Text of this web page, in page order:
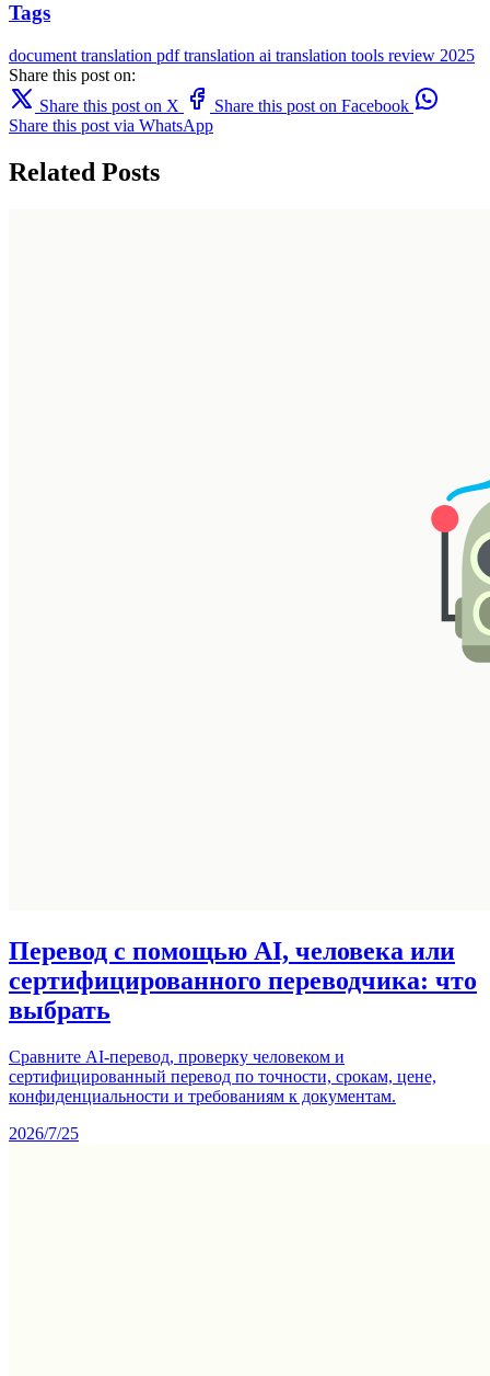
Tags
document translation pdf translation ai translation tools review 2025
Share this post on:
Share this post on X
Share this post on Facebook
Share this post via WhatsApp
Related Posts
Перевод с помощью AI, человека или
сертифицированного переводчика: что
выбрать
Сравните AI-перевод, проверку человеком и
сертифицированный перевод по точности, срокам, цене,
конфиденциальности и требованиям к документам.
2026/7/25